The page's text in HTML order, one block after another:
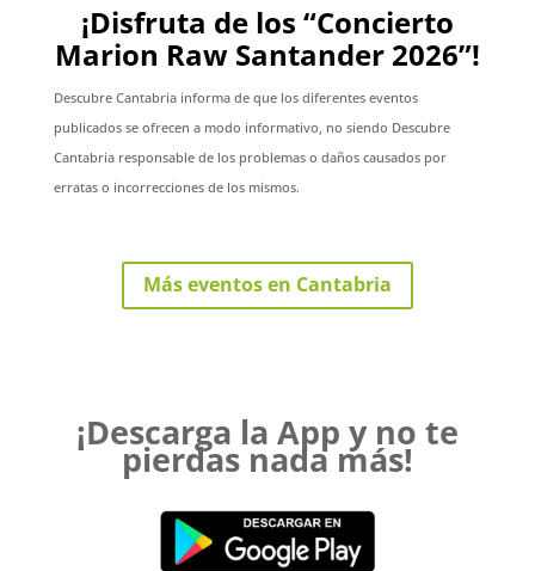
¡Disfruta de los “Concierto
Marion Raw Santander 2026”!
Descubre Cantabria informa de que los diferentes eventos
publicados se ofrecen a modo informativo, no siendo Descubre
Cantabria responsable de los problemas o daños causados por
erratas o incorrecciones de los mismos.
Más eventos en Cantabria
¡Descarga la App y no te
pierdas nada más!